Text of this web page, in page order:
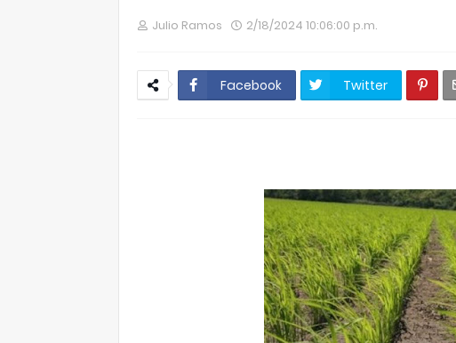
Julio Ramos 2/18/2024 10:06:00 p.m.
Facebook Twitter